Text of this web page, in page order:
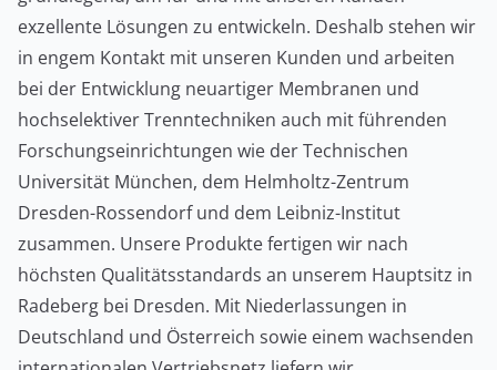
exzellente Lösungen zu entwickeln. Deshalb stehen wir
in engem Kontakt mit unseren Kunden und arbeiten
bei der Entwicklung neuartiger Membranen und
hochselektiver Trenntechniken auch mit führenden
Forschungseinrichtungen wie der Technischen
Universität München, dem Helmholtz-Zentrum
Dresden-Rossendorf und dem Leibniz-Institut
zusammen. Unsere Produkte fertigen wir nach
höchsten Qualitätsstandards an unserem Hauptsitz in
Radeberg bei Dresden. Mit Niederlassungen in
Deutschland und Österreich sowie einem wachsenden